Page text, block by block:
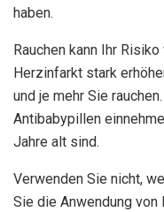
haben.
Rauchen kann Ihr
Herzinfarkt stark
und je mehr Sie
Antibabypillen
Jahre alt sind.
Verwenden Sie nicht,
Sie die Anwendung